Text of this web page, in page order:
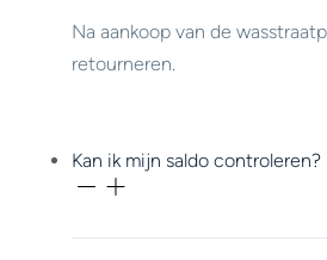
Na aankoop van de
retourneren.
Kan ik mijn saldo controleren?